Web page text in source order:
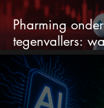
Pharming
tegenvallers:
aandeel?